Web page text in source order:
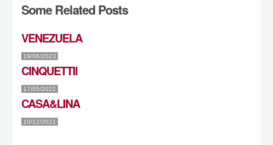
Some Related Posts
VENEZUELA
19/06/2023
CINQUETTII
17/05/2022
CASA&LINA
10/12/2021